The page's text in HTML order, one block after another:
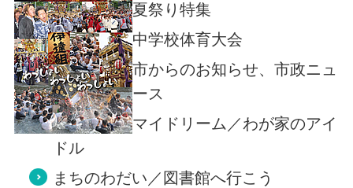
夏祭り特集
中学校体育大会
市からのお知らせ、市政ニュ
ース
マイドリーム／わが家のアイ
ドル
まちのわだい／図書館へ行こう